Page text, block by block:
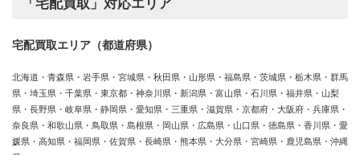
「宅配買取」対応エリア
宅配買取エリア（都道府県）
北海道・青森県・岩手県・宮城県・秋田県・山形県・福島県・茨城県・栃木県・群馬
県・埼玉県・千葉県・東京都・神奈川県・新潟県・富山県・石川県・福井県・山梨
県・長野県・岐阜県・静岡県・愛知県・三重県・滋賀県・京都府・大阪府・兵庫県・
奈良県・和歌山県・鳥取県・島根県・岡山県・広島県・山口県・徳島県・香川県・愛
媛県・高知県・福岡県・佐賀県・長崎県・熊本県・大分県・宮崎県・鹿児島県・沖縄